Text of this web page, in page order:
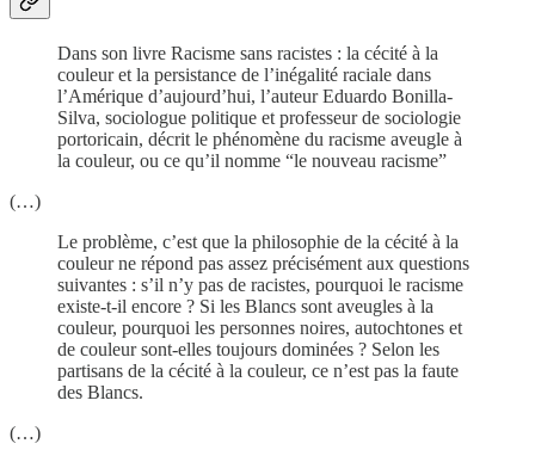
Dans son livre Racisme sans racistes : la cécité à la
couleur et la persistance de l’inégalité raciale dans
l’Amérique d’aujourd’hui, l’auteur Eduardo Bonilla-
Silva, sociologue politique et professeur de sociologie
portoricain, décrit le phénomène du racisme aveugle à
la couleur, ou ce qu’il nomme “le nouveau racisme”
(…)
Le problème, c’est que la philosophie de la cécité à la
couleur ne répond pas assez précisément aux questions
suivantes : s’il n’y pas de racistes, pourquoi le racisme
existe-t-il encore ? Si les Blancs sont aveugles à la
couleur, pourquoi les personnes noires, autochtones et
de couleur sont-elles toujours dominées ? Selon les
partisans de la cécité à la couleur, ce n’est pas la faute
des Blancs.
(…)